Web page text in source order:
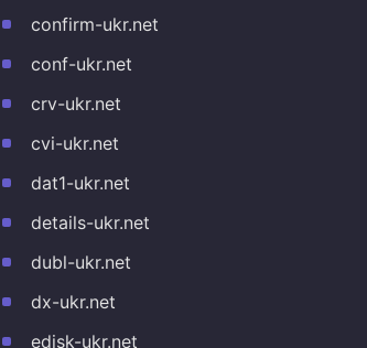
confirm-ukr.net
conf-ukr.net
crv-ukr.net
cvi-ukr.net
dat1-ukr.net
details-ukr.net
dubl-ukr.net
dx-ukr.net
edisk-ukr.net